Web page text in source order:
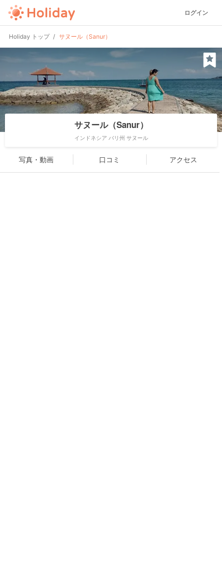
ログイン
Holiday トップ サヌール（Sanur）
サヌール（Sanur）
インドネシア バリ州 サヌール
写真・動画 口コミ アクセス